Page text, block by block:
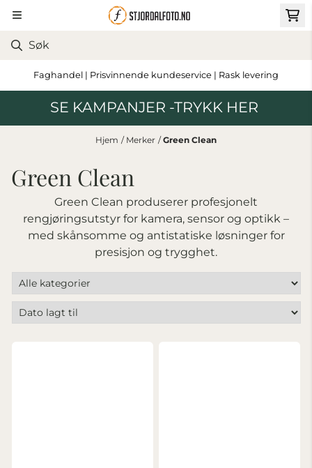
Hopp til innhold
Faghandel | Prisvinnende kundeservice | Rask levering
SE KAMPANJER -TRYKK HER
Hjem / Merker /Green Clean
Green Clean
Green Clean produserer profesjonelt
rengjøringsutstyr for kamera, sensor og optikk –
med skånsomme og antistatiske løsninger for
presisjon og trygghet.